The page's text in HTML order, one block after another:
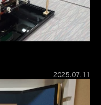
2025.07.11